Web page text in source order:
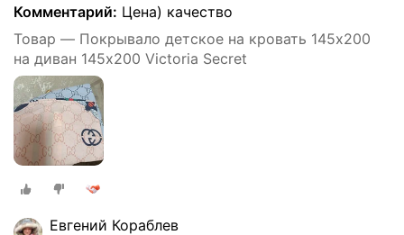
Комментарий: Цена) качество
Товар — Покрывало детское на кровать 145х200
на диван 145х200 Victoria Secret
Евгений Кораблев